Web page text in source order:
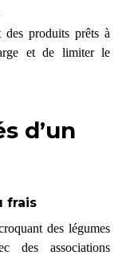
des produits prêts à
et de limiter le
d’un
frais
des légumes
des associations